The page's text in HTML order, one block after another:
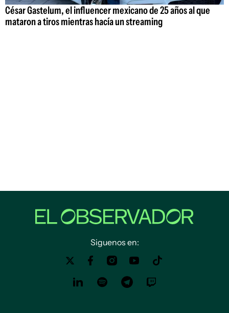
César Gastelum, el influencer mexicano de 25 años al que
mataron a tiros mientras hacía un streaming
Siguenos en: